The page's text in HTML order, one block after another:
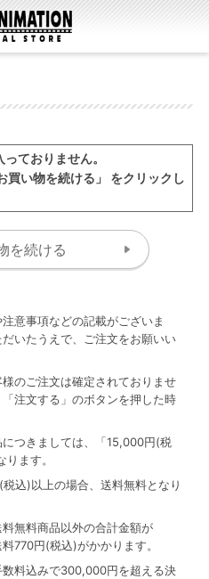
ておりません。
買い物を続ける」 をクリックし
意事項などの記載がございま
いたうえで、ご注文をお願いい
のご注文は確定されておりませ
注文する」のボタンを押した時
つきましては、「15,000円(税
ます。
込)以上の場合、送料無料となり
無料商品以外の合計金額が
770円(税込)がかかります。
料込みで300,000円を超える決